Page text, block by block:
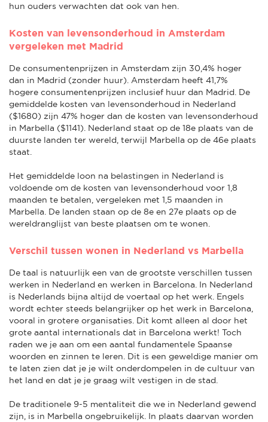
hun ouders verwachten dat ook van hen.
Kosten van levensonderhoud in Amsterdam
vergeleken met Madrid
De consumentenprijzen in Amsterdam zijn 30,4% hoger
dan in Madrid (zonder huur). Amsterdam heeft 41,7%
hogere consumentenprijzen inclusief huur dan Madrid. De
gemiddelde kosten van levensonderhoud in Nederland
($1680) zijn 47% hoger dan de kosten van levensonderhoud
in Marbella ($1141). Nederland staat op de 18e plaats van de
duurste landen ter wereld, terwijl Marbella op de 46e plaats
staat.
Het gemiddelde loon na belastingen in Nederland is
voldoende om de kosten van levensonderhoud voor 1,8
maanden te betalen, vergeleken met 1,5 maanden in
Marbella. De landen staan op de 8e en 27e plaats op de
wereldranglijst van beste plaatsen om te wonen.
Verschil tussen wonen in Nederland vs Marbella
De taal is natuurlijk een van de grootste verschillen tussen
werken in Nederland en werken in Barcelona. In Nederland
is Nederlands bijna altijd de voertaal op het werk. Engels
wordt echter steeds belangrijker op het werk in Barcelona,
vooral in grotere organisaties. Dit komt alleen al door het
grote aantal internationals dat in Barcelona werkt! Toch
raden we je aan om een aantal fundamentele Spaanse
woorden en zinnen te leren. Dit is een geweldige manier om
te laten zien dat je je wilt onderdompelen in de cultuur van
het land en dat je je graag wilt vestigen in de stad.
De traditionele 9-5 mentaliteit die we in Nederland gewend
zijn, is in Marbella ongebruikelijk. In plaats daarvan worden